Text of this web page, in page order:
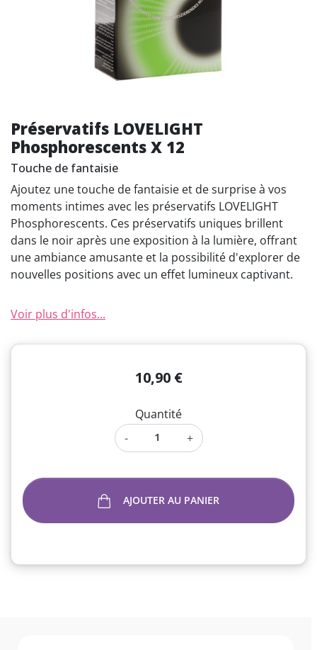
Préservatifs LOVELIGHT
Phosphorescents X 12
Touche de fantaisie
Ajoutez une touche de fantaisie et de surprise à vos
moments intimes avec les préservatifs LOVELIGHT
Phosphorescents. Ces préservatifs uniques brillent
dans le noir après une exposition à la lumière, offrant
une ambiance amusante et la possibilité d'explorer de
nouvelles positions avec un effet lumineux captivant.
Voir plus d'infos...
10,90 €
Quantité
-
+
AJOUTER AU PANIER